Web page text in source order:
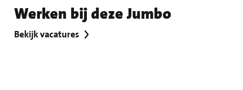
Werken bij deze Jumbo
Bekijk vacatures